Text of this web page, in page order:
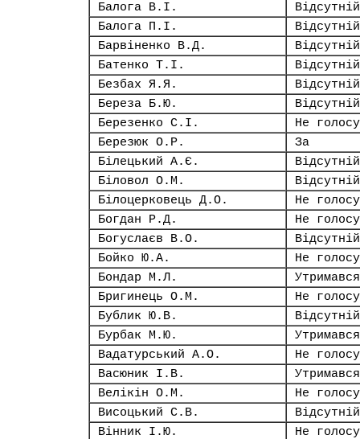
Балога В.І.
Відсутній
Балога П.І.
Відсутній
Барвіненко В.Д.
Відсутній
Батенко Т.І.
Відсутній
Безбах Я.Я.
Відсутній
Береза Б.Ю.
Відсутній
Березенко С.І.
Не
Березюк О.Р.
За
Білецький А.Є.
Відсутній
Біловол О.М.
Відсутній
Білоцерковець Д.О.
Не
Богдан Р.Д.
Не
Богуслаєв В.О.
Відсутній
Бойко Ю.А.
Не
Бондар М.Л.
Утримався
Бригинець О.М.
Не
Бублик Ю.В.
Відсутній
Бурбак М.Ю.
Утримався
Вадатурський А.О.
Не
Васюник І.В.
Утримався
Велікін О.М.
Не
Висоцький С.В.
Відсутній
Вінник І.Ю.
Не